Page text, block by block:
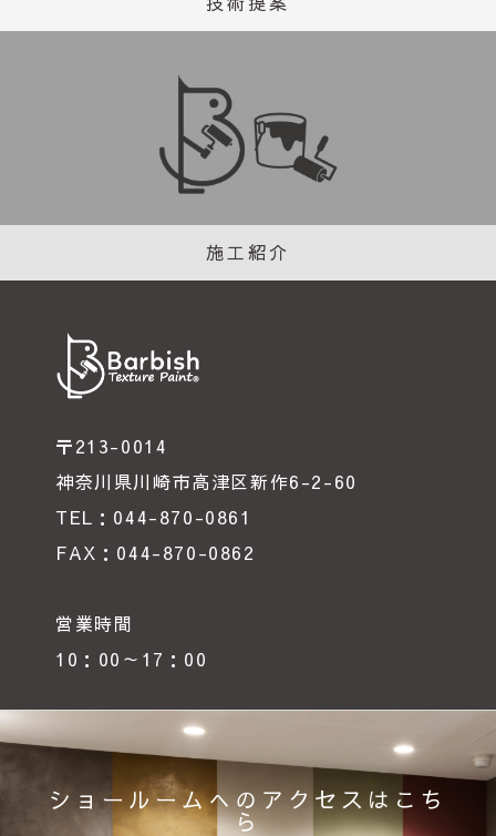
施工紹介
〒213-0014
神奈川県川崎市高津区新作6-2-60
TEL：044-870-0861
FAX：044-870-0862
営業時間
10：00～17：00
ショールームへのアクセスはこち
ら